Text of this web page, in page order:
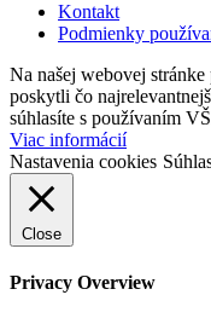
Kontakt
Podmienky
Na našej webovej
poskytli čo
súhlasíte s používaním
Viac informácií
Nastavenia cookies
Close
Privacy Overview